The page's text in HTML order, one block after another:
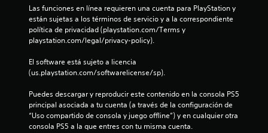
e
t
o
Las funciones en línea requieren una cuenta para PlayStation y
están sujetas a los términos de servicio y a la correspondiente
política de privacidad (playstation.com/Terms y
playstation.com/legal/privacy-policy).
El software está sujeto a licencia
(us.playstation.com/softwarelicense/sp).
Puedes descargar y reproducir este contenido en la consola PS5
principal asociada a tu cuenta (a través de la configuración de
“Uso compartido de consola y juego offline”) y en cualquier otra
consola PS5 a la que entres con tu misma cuenta.